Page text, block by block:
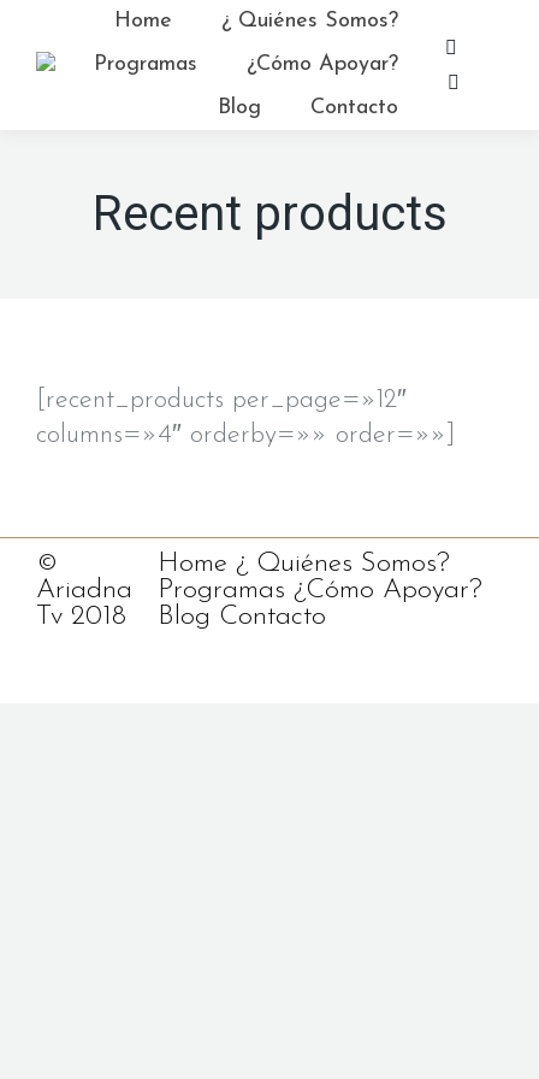
Home
¿ Quiénes Somos?
Programas
¿Cómo Apoyar?
Blog
Contacto
page
Recent products
[recent_products per_page=»12″
columns=»4″ orderby=»» order=»»]
©
Ariadna
Tv 2018
Home ¿ Quiénes Somos?
Programas ¿Cómo Apoyar?
Blog Contacto